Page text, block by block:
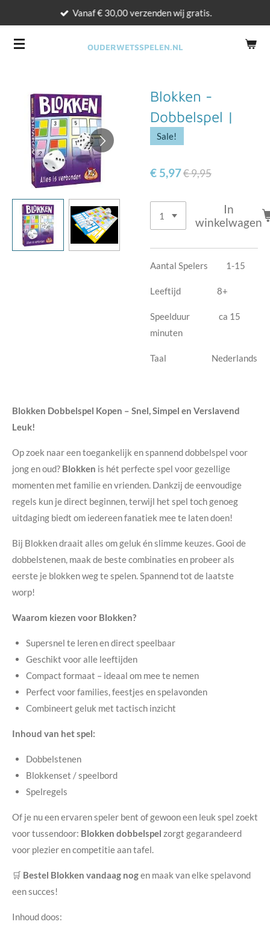
naar
OUDERWETSSPELEN.NL
Vanaf € 30,00 verzenden wij gratis.
Blokken -
Dobbelspel |
Sale!
€ 5,97€ 9,95
In
winkelwagen
Aantal Spelers 1-15
Leeftijd 8+
Speelduur ca 15
minuten
Taal Nederlands
Blokken Dobbelspel Kopen – Snel, Simpel en Verslavend
Leuk!
Op zoek naar een toegankelijk en spannend dobbelspel voor
jong en oud? Blokken is hét perfecte spel voor gezellige
momenten met familie en vrienden. Dankzij de eenvoudige
regels kun je direct beginnen, terwijl het spel toch genoeg
uitdaging biedt om iedereen fanatiek mee te laten doen!
Bij Blokken draait alles om geluk én slimme keuzes. Gooi de
dobbelstenen, maak de beste combinaties en probeer als
eerste je blokken weg te spelen. Spannend tot de laatste
worp!
Waarom kiezen voor Blokken?
Supersnel te leren en direct speelbaar
Geschikt voor alle leeftijden
Compact formaat – ideaal om mee te nemen
Perfect voor families, feestjes en spelavonden
Combineert geluk met tactisch inzicht
Inhoud van het spel:
Dobbelstenen
Blokkenset / speelbord
Spelregels
Of je nu een ervaren speler bent of gewoon een leuk spel zoekt
voor tussendoor: Blokken dobbelspel zorgt gegarandeerd
voor plezier en competitie aan tafel.
🛒 Bestel Blokken vandaag nogen maak van elke spelavond
een succes!
Inhoud doos: